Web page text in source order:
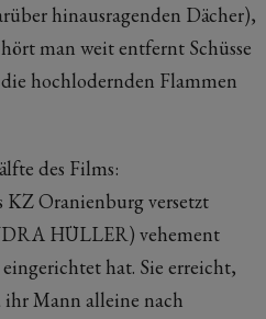
hinausragenden Dächer),
man weit entfernt Schüsse
hochlodernden Flammen
des Films:
Oranienburg versetzt
HÜLLER) vehement
hat. Sie erreicht,
Mann alleine nach